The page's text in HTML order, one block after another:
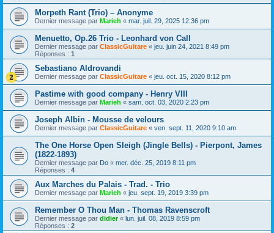
Morpeth Rant (Trio) – Anonyme
Dernier message par Marieh « mar. juil. 29, 2025 12:36 pm
Menuetto, Op.26 Trio - Leonhard von Call
Dernier message par ClassicGuitare « jeu. juin 24, 2021 8:49 pm
Réponses : 1
Sebastiano Aldrovandi
Dernier message par ClassicGuitare « jeu. oct. 15, 2020 8:12 pm
Pastime with good company - Henry VIII
Dernier message par Marieh « sam. oct. 03, 2020 2:23 pm
Joseph Albin - Mousse de velours
Dernier message par ClassicGuitare « ven. sept. 11, 2020 9:10 am
The One Horse Open Sleigh (Jingle Bells) - Pierpont, James
(1822-1893)
Dernier message par Do « mer. déc. 25, 2019 8:11 pm
Réponses : 4
Aux Marches du Palais - Trad. - Trio
Dernier message par Marieh « jeu. sept. 19, 2019 3:39 pm
Remember O Thou Man - Thomas Ravenscroft
Dernier message par didier« lun. juil. 08, 2019 8:59 pm
Réponses : 2